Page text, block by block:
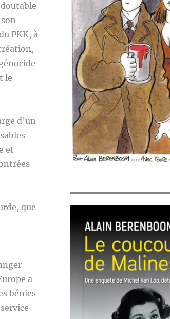
PKK, à
le
d’un
et
que
a
bénies